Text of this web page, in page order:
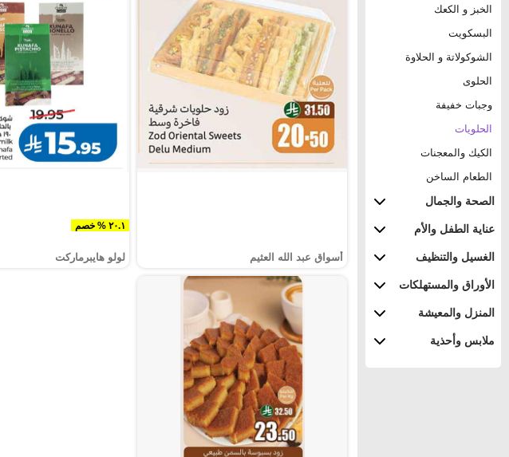
الخبز و الكعك
البسكويت
الشوكولاتة و الحلاوة
الحلوى
وجبات خفيفة
الحلويات
الكيك والمعجنات
الطعام الساخن
الصحة والجمال
عناية الطفل والأم
الغسيل والتنظيف
الأوراق والمستهلكات
المنزل والمعيشة
ملابس وأحذية
أسواق عبد الله العثيم
٢٠.١ % خصم
لولو هايبرماركت